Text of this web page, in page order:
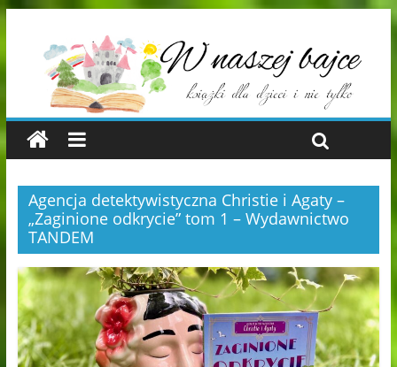
Agencja detektywistyczna Christie i Agaty –
„Zaginione odkrycie” tom 1 – Wydawnictwo
TANDEM